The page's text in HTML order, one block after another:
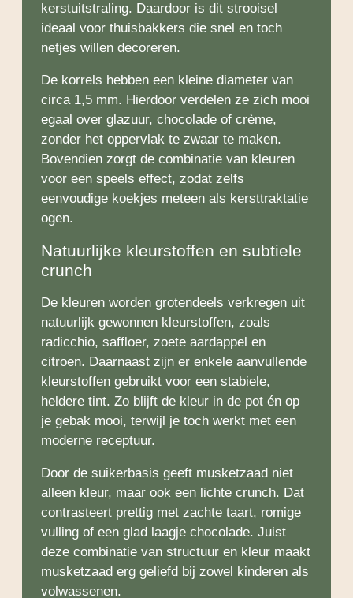
kerstuitstraling. Daardoor is dit strooisel
ideaal voor thuisbakkers die snel en toch
netjes willen decoreren.
De korrels hebben een kleine diameter van
circa 1,5 mm. Hierdoor verdelen ze zich mooi
egaal over glazuur, chocolade of crème,
zonder het oppervlak te zwaar te maken.
Bovendien zorgt de combinatie van kleuren
voor een speels effect, zodat zelfs
eenvoudige koekjes meteen als kersttraktatie
ogen.
Natuurlijke kleurstoffen en subtiele
crunch
De kleuren worden grotendeels verkregen uit
natuurlijk gewonnen kleurstoffen, zoals
radicchio, saffloer, zoete aardappel en
citroen. Daarnaast zijn er enkele aanvullende
kleurstoffen gebruikt voor een stabiele,
heldere tint. Zo blijft de kleur in de pot én op
je gebak mooi, terwijl je toch werkt met een
moderne receptuur.
Door de suikerbasis geeft musketzaad niet
alleen kleur, maar ook een lichte crunch. Dat
contrasteert prettig met zachte taart, romige
vulling of een glad laagje chocolade. Juist
deze combinatie van structuur en kleur maakt
musketzaad erg geliefd bij zowel kinderen als
volwassenen.